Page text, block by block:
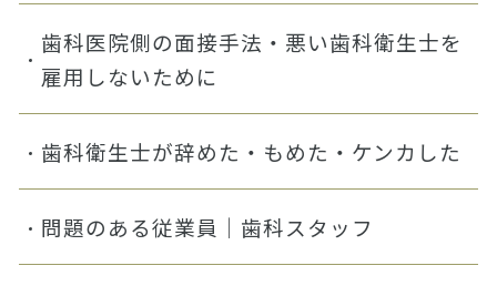
歯科医院側の面接手法・悪い歯科衛生士を
雇用しないために
歯科衛生士が辞めた・もめた・ケンカした
問題のある従業員｜歯科スタッフ